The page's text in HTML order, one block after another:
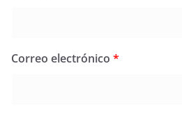
Correo electrónico *